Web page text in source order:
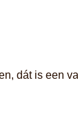
dát is een